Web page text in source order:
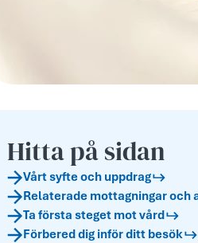
Hitta på sidan
Vårt syfte och uppdr­ag
Relaterade mottagningar och
Ta första steget mot vård
Förbered dig inför ditt besök